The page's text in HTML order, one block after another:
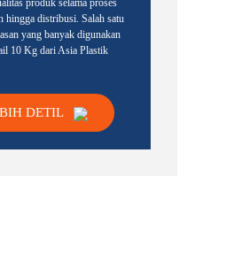
produk selama proses
hingga distribusi. Salah satu
yang banyak digunakan
10 Kg dari Asia Plastik
DETIL